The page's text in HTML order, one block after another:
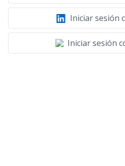
Iniciar sesión
Iniciar sesión